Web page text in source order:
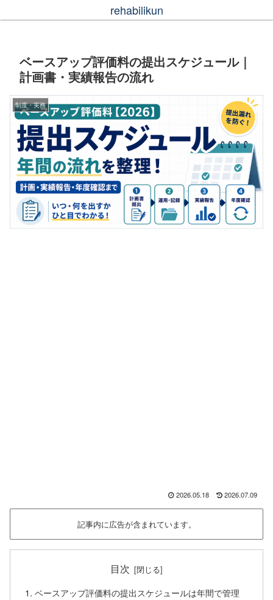
rehabilikun
ベースアップ評価料の提出スケジュール｜
計画書・実績報告の流れ
制度・実務
2026.05.18 2026.07.09
記事内に広告が含まれています。
目次
ベースアップ評価料の提出スケジュールは年間で管理